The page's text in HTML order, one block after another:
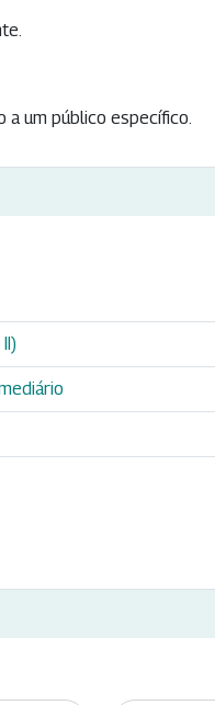
um público específico.